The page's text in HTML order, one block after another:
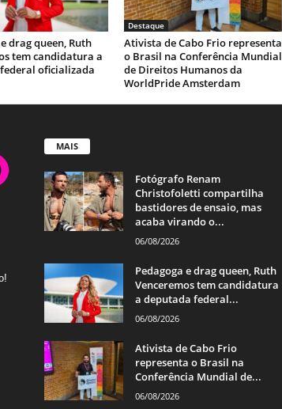
drag queen, Ruth
tem candidatura a
oficializada
Destaque
Ativista de Cabo Frio representa
o Brasil na Conferência Mundial
de Direitos Humanos da
WorldPride Amsterdam
MAIS
Fotógrafo Renam
Christofoletti compartilha
bastidores de ensaio, mas
acaba virando o...
06/08/2026
Pedagoga e drag queen, Ruth
Venceremos tem candidatura
a deputada federal...
06/08/2026
Ativista de Cabo Frio
representa o Brasil na
Conferência Mundial de...
06/08/2026